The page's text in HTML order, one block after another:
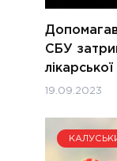
Допомагав
СБУ
лікарської
19.09.2023